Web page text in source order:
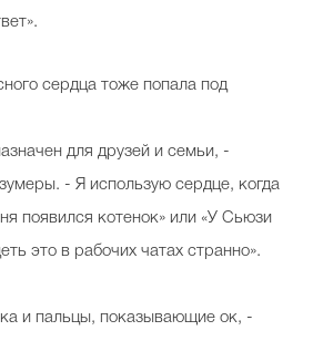
сердца тоже попала под
для друзей и семьи, -
- Я использую сердце, когда
появился котенок» или «У Сьюзи
это в рабочих чатах странно».
и пальцы, показывающие ок, -